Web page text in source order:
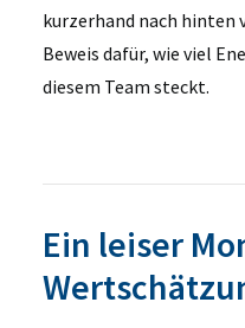
kurzerhand nach hinten
Beweis dafür, wie viel
diesem Team steckt.
Ein leiser